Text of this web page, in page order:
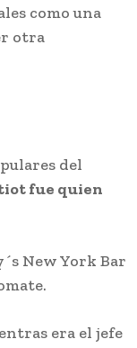
como una
otra
del
fue quien
New York Bar
era el jefe